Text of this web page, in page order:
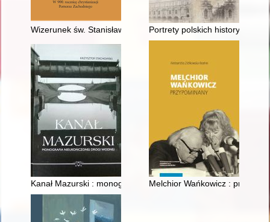
Wizerunek św. Stanisława Kostki w literaturze dawnej i
Portrety polskich historyków
Kanał Mazurski : monografia nieukończonej drogi wodnej
Melchior Wańkowicz :